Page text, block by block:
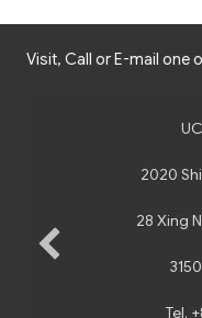
Visit, Call or E-mail
54
2020
28 Xing
Tel.